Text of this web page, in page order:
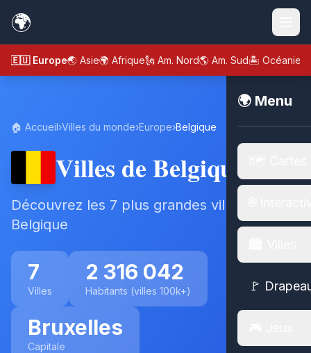
🌍
🇪🇺 Europe🌏 Asie🌍 Afrique🗽 Am. Nord🌎 Am. Sud🏝️ Océanie
🌍 Menu
🚩
🏠 Accueil›Villes du monde›Europe›Belgique
Villes de Belgique
Découvrez les 7 plus grandes villes de
Belgique
7
Villes
2 316 042
Habitants (villes 100k+)
Bruxelles
Capitale